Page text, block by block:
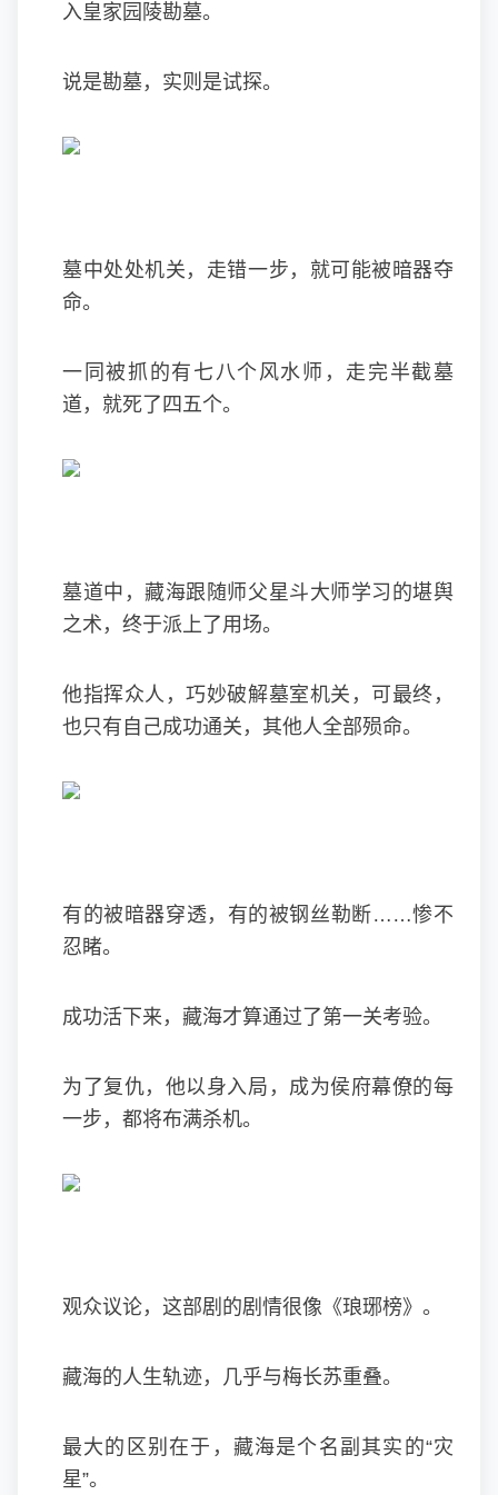
入皇家园陵勘墓。
说是勘墓，实则是试探。
墓中处处机关，走错一步，就可能被暗器夺
命。
一同被抓的有七八个风水师，走完半截墓
道，就死了四五个。
墓道中，藏海跟随师父星斗大师学习的堪舆
之术，终于派上了用场。
他指挥众人，巧妙破解墓室机关，可最终，
也只有自己成功通关，其他人全部殒命。
有的被暗器穿透，有的被钢丝勒断……惨不
忍睹。
成功活下来，藏海才算通过了第一关考验。
为了复仇，他以身入局，成为侯府幕僚的每
一步，都将布满杀机。
观众议论，这部剧的剧情很像《琅琊榜》。
藏海的人生轨迹，几乎与梅长苏重叠。
最大的区别在于，藏海是个名副其实的“灾
星”。